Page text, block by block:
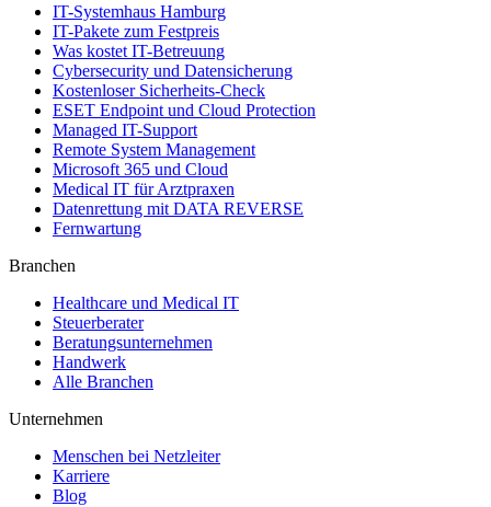
IT-Systemhaus Hamburg
IT-Pakete zum Festpreis
Was kostet IT-Betreuung
Cybersecurity und Datensicherung
Kostenloser Sicherheits-Check
ESET Endpoint und Cloud Protection
Managed IT-Support
Remote System Management
Microsoft 365 und Cloud
Medical IT für Arztpraxen
Datenrettung mit DATA REVERSE
Fernwartung
Branchen
Healthcare und Medical IT
Steuerberater
Beratungsunternehmen
Handwerk
Alle Branchen
Unternehmen
Menschen bei Netzleiter
Karriere
Blog